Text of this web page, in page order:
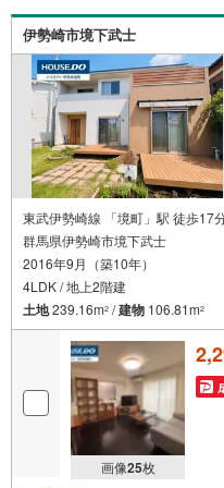
約10分）など生活施
中学校ともに徒歩約
す。
伊勢崎市境下武士
東武伊勢崎線 「境町」駅 徒歩17
群馬県伊勢崎市境下武士
2016年9月（築10年）
4LDK / 地上2階建
土地239.16m2 /建物 106.81m2
画像25枚